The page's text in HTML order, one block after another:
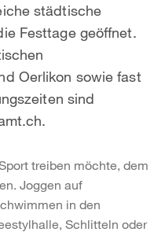
städtische
Festtage geöffnet.
Oerlikon sowie fast
sind
treiben möchte, dem
Joggen auf
in den
Schlitteln oder